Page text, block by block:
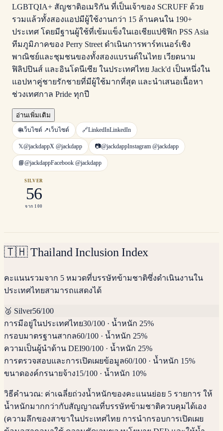
LGBTQIA+ สัญชาติอเมริกัน ที่เป็นเจ้าของ SCRUFF ด้วย
รวมแล้วทั้งสองแอปมีผู้ใช้งานกว่า 15 ล้านคนใน 190+
ประเทศ โดยมีฐานผู้ใช้ที่เข้มแข็งในเอเชียแปซิฟิก PSS Asia
ทีมภูมิภาคของ Perry Street ดำเนินการพาร์ทเนอร์เชิง
พาณิชย์และชุมชนของทั้งสองแบรนด์ในไทย เวียดนาม
ฟิลิปปินส์ และอินโดนีเซีย ในประเทศไทย Jack'd เป็นหนึ่งใน
แอปหาคู่ชายรักชายที่มีผู้ใช้มากที่สุด และนำเสนอเนื้อหา
ช่วงเทศกาล Pride ทุกปี
อ่านเพิ่มเติม
🌐เว็บไซต์ ↗เว็บไซต์ 🔗LinkedInLinkedIn
𝕏@jackdappX @jackdapp 📷@jackdappInstagram @jackdapp
📘@jackdappFacebook @jackdapp
SILVER
56
จาก 100
🇹🇭 Thailand Inclusion Index
คะแนนรวมจาก 5 หมวดที่บรรษัทข้ามชาติซึ่งดำเนินงานใน
ประเทศไทยสามารถแสดงได้
🥈 Silver56/100
การมีอยู่ในประเทศไทย30/100 · น้ำหนัก 25%
กรอบมาตรฐานสากล60/100 · น้ำหนัก 25%
ความเป็นผู้นำด้าน DEI90/100 · น้ำหนัก 25%
การตรวจสอบและการเปิดเผยข้อมูล60/100 · น้ำหนัก 15%
ขนาดองค์กรนายจ้าง15/100 · น้ำหนัก 10%
วิธีคำนวณ: ค่าเฉลี่ยถ่วงน้ำหนักของคะแนนย่อย 5 รายการ ให้
น้ำหนักมากกว่ากับสัญญาณที่บรรษัทข้ามชาติควบคุมได้เอง
(ความลึกของสาขาในประเทศไทย การนำกรอบการเปิดเผย